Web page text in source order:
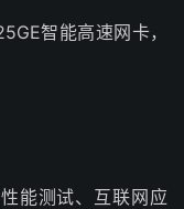
智能高速网卡，
能测试、互联网应